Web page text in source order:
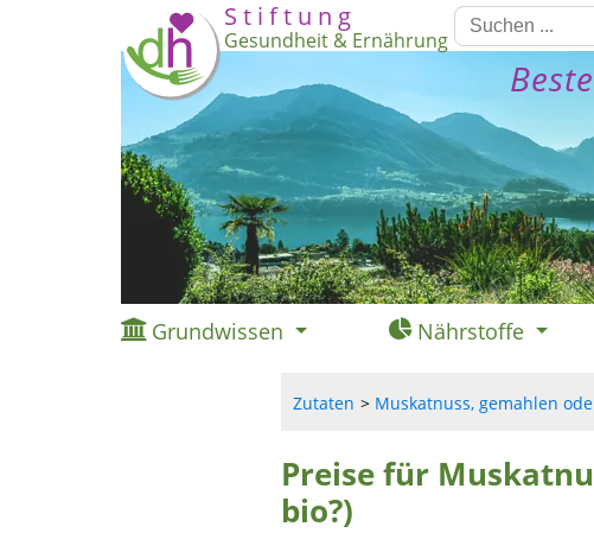
S t i f t u n g
Gesundheit & Ernährung
Grundwissen Nährstoffe
Zutaten Muskatnuss, gemahlen
Preise für
bio?)